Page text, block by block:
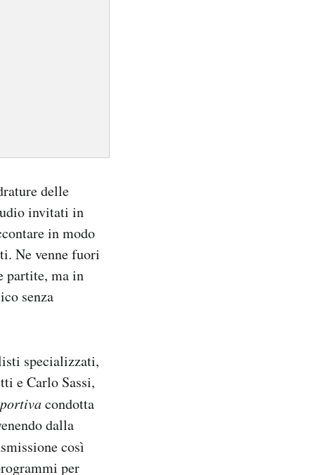
delle
invitati in
in modo
Ne venne fuori
partite, ma in
senza
specializzati,
e Carlo Sassi,
condotta
dalla
così
per